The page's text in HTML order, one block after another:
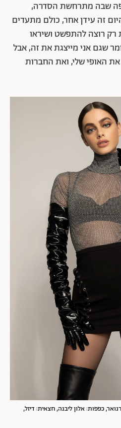
שבה מתרחשת הסדרה,
זה עידן אחר, כולם מתעדים
רוצה להתפשט ושיראו
שגם אני מייצגת את זה, אבל
האופי שלי, ואת החברות
כפפות: אלון ליבנה, חצאית: דיזל,